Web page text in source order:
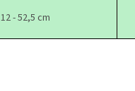
12 - 52,5 cm